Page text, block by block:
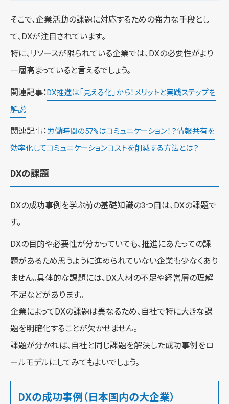
そこで、企業活動の課題に対応するための強力な手段とし
て、DXが注目されています。
特に、リソースが限られている企業では、DXの必要性がより
一層高まっていると言えるでしょう。
関連記事：DX推進は「見える化」から！メリットと実践ステップを
解説
関連記事： 労働時間の57%はコミュニケーション！？情報共有を
効率化してコミュニケーションコストを削減する方法とは？
DXの課題
DXの成功事例を学ぶ前の基礎知識の3つ目は、DXの課題で
す。
DXの目的や必要性が分かっていても、推進にあたっての課
題があるため思うように進められていない企業も少なくあり
ません。具体的な課題には、DX人材の不足や経営層の理解
不足などがあります。
企業によってDXの課題は異なるため、自社で特に大きな課
題を明確化することが欠かせません。
課題が分かれば、自社と同じ課題を解決した成功事例をロ
ールモデルにしてみてもよいでしょう。
DXの成功事例（日本国内の大企業）